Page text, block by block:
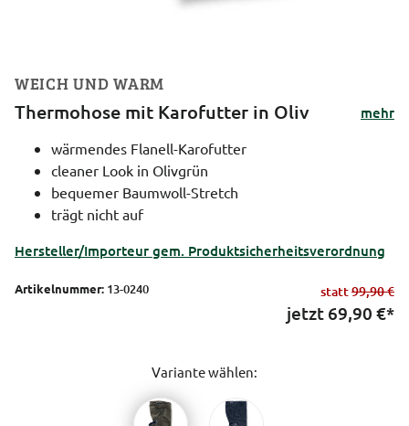
WEICH UND WARM
Thermohose mit Karofutter in Oliv
mehr
wärmendes Flanell-Karofutter
cleaner Look in Olivgrün
bequemer Baumwoll-Stretch
trägt nicht auf
Hersteller/Importeur gem. Produktsicherheitsverordnung
Artikelnummer: 13-0240 statt99,90 €
jetzt 69,90 €*
Variante wählen: